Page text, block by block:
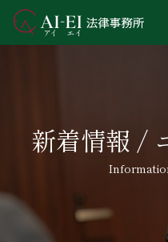
新着情報 /